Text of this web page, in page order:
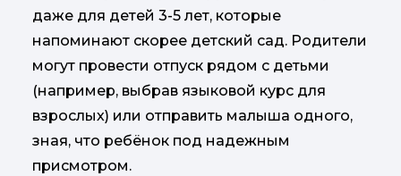
даже для детей 3-5 лет, которые
напоминают скорее детский сад. Родители
могут провести отпуск рядом с детьми
(например, выбрав языковой курс для
взрослых) или отправить малыша одного,
зная, что ребёнок под надежным
присмотром.